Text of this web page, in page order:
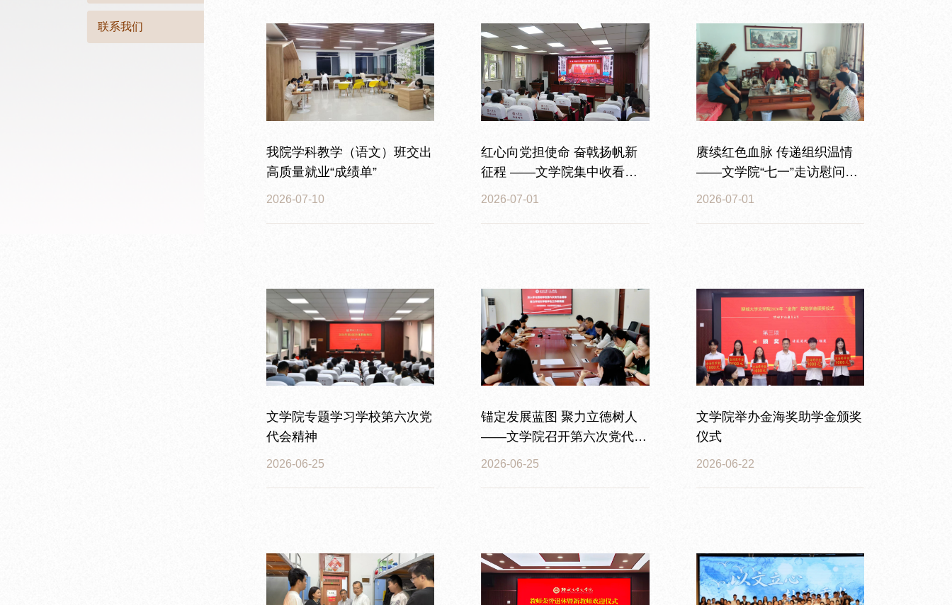
联系我们
我院学科教学（语文）班交出
高质量就业“成绩单”
2026-07-10
红心向党担使命 奋戟扬帆新
征程 ——文学院集中收看庆
祝中国共产党成立105周年大
2026-07-01
赓续红色血脉 传递组织温情
——文学院“七一”走访慰问老
党员老干部
2026-07-01
文学院专题学习学校第六次党
代会精神
2026-06-25
锚定发展蓝图 聚力立德树人
——文学院召开第六次党代会
精神专题学习部署会
2026-06-25
文学院举办金海奖助学金颁奖
仪式
2026-06-22